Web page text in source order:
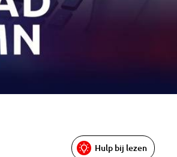
Hulp bij lezen